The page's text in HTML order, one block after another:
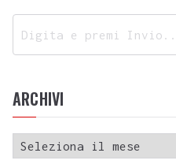
ARCHIVI